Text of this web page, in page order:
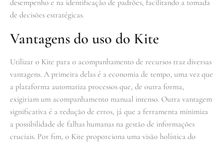
desempenho e na identificação de padrões, facilitando a tomada
de decisões estratégicas.
Vantagens do uso do Kite
Utilizar o Kite para o acompanhamento de recursos traz diversas
vantagens. A primeira delas é a economia de tempo, uma vez que
a plataforma automatiza processos que, de outra forma,
exigiriam um acompanhamento manual intenso. Outra vantagem
significativa é a redução de erros, já que a ferramenta minimiza
a possibilidade de falhas humanas na gestão de informações
cruciais. Por fim, o Kite proporciona uma visão holística do